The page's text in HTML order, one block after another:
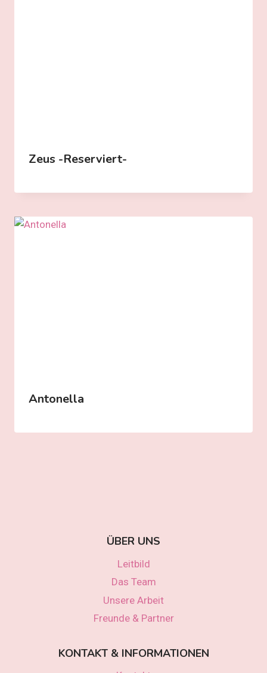
Zeus -reserviert-
Antonella
ÜBER UNS
Leitbild
Das Team
Unsere Arbeit
Freunde & Partner
KONTAKT & INFORMATIONEN